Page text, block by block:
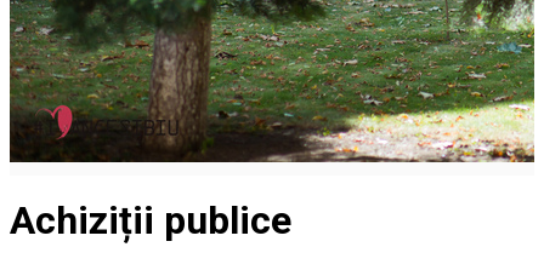
Achiziții publice